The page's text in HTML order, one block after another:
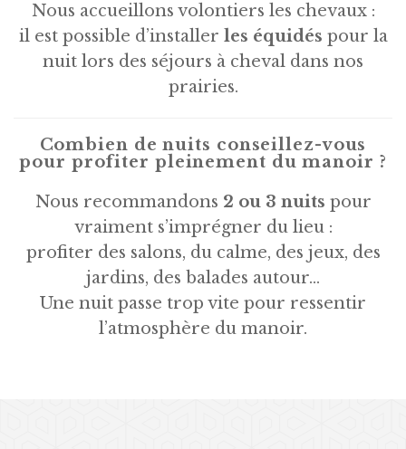
Nous accueillons volontiers les chevaux :
il est possible d’installer les équidés pour la
nuit lors des séjours à cheval dans nos
prairies.
Combien de nuits conseillez-vous
pour profiter pleinement du manoir ?
Nous recommandons 2 ou 3 nuits pour
vraiment s’imprégner du lieu :
profiter des salons, du calme, des jeux, des
jardins, des balades autour…
Une nuit passe trop vite pour ressentir
l’atmosphère du manoir.